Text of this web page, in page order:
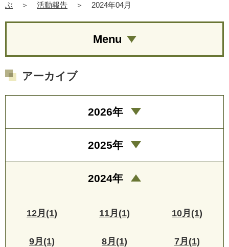
ぶ
＞ 活動報告 ＞ 2024年04月
Menu
アーカイブ
2026年
2025年
2024年
12月(1) 11月(1) 10月(1)
9月(1) 8月(1) 7月(1)